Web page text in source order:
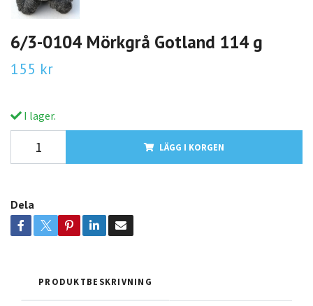
6/3-0104 Mörkgrå Gotland 114 g
155 kr
I lager.
LÄGG I KORGEN
Dela
PRODUKTBESKRIVNING